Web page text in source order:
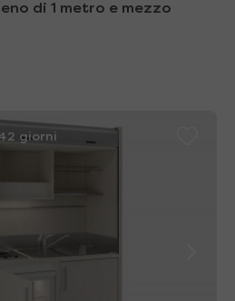
di 1 metro e mezzo
giorni